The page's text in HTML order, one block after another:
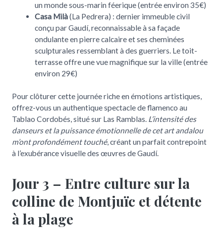
un monde sous-marin féerique (entrée environ 35€)
Casa Milà(La Pedrera) : dernier immeuble civil
conçu par Gaudí, reconnaissable à sa façade
ondulante en pierre calcaire et ses cheminées
sculpturales ressemblant à des guerriers. Le toit-
terrasse offre une vue magnifique sur la ville (entrée
environ 29€)
Pour clôturer cette journée riche en émotions artistiques,
offrez-vous un authentique spectacle de flamenco au
Tablao Cordobés, situé sur Las Ramblas. L’intensité des
danseurs et la puissance émotionnelle de cet art andalou
m’ont profondément touché, créant un parfait contrepoint
à l’exubérance visuelle des œuvres de Gaudí.
Jour 3 – Entre culture sur la
colline de Montjuïc et détente
à la plage